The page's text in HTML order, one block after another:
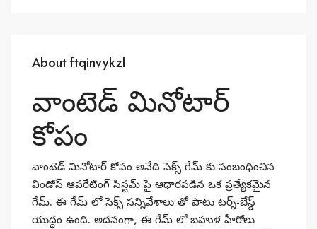
About ftqinvykzl
వాంటెడ్ మినోటార్
కోపం
వాంటెడ్ మినోటార్ కోపం అనేది సెక్స్ గేమ్ కు సంబంధించిన
విండోస్ ఆపరేటింగ్ సిస్టమ్ పై ఆధారపడిన ఒక ప్రత్యేకమైన
గేమ్. ఈ గేమ్ లో సెక్స్ సన్నివేశాలు తో పాటు టర్న్-బేస్డ్
యుద్ధం ఉంది. అదనంగా, ఈ గేమ్ లో బహుళ హీరోలు